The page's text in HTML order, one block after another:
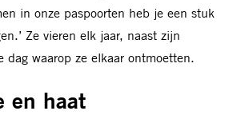
in onze paspoorten heb je een stuk
Ze vieren elk jaar, naast zijn
dag waarop ze elkaar ontmoetten.
en haat